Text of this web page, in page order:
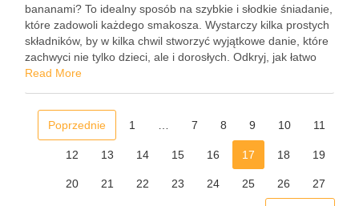
bananami? To idealny sposób na szybkie i słodkie śniadanie,
które zadowoli każdego smakosza. Wystarczy kilka prostych
składników, by w kilka chwil stworzyć wyjątkowe danie, które
zachwyci nie tylko dzieci, ale i dorosłych. Odkryj, jak łatwo
można przygotować ciasto, usmażyć idealne naleśniki …
Read More
Poprzednie 1 7 8 9 10 11
12 13 14 15 16 17 18 19
20 21 22 23 24 25 26 27